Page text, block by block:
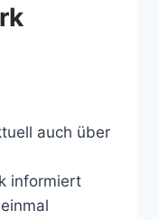
auch über
informiert